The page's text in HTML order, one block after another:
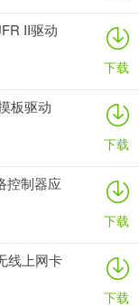
II驱动
下载
板驱动
下载
控制器应
下载
线上网卡
下载